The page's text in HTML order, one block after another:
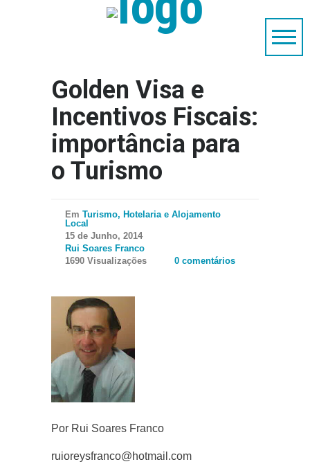
Golden Visa e
Incentivos Fiscais:
importância para
o Turismo
Em Turismo, Hotelaria e Alojamento
Local
15 de Junho, 2014
Rui Soares Franco
1690 Visualizações
0 comentários
Por Rui Soares Franco
ruioreysfranco@hotmail.com